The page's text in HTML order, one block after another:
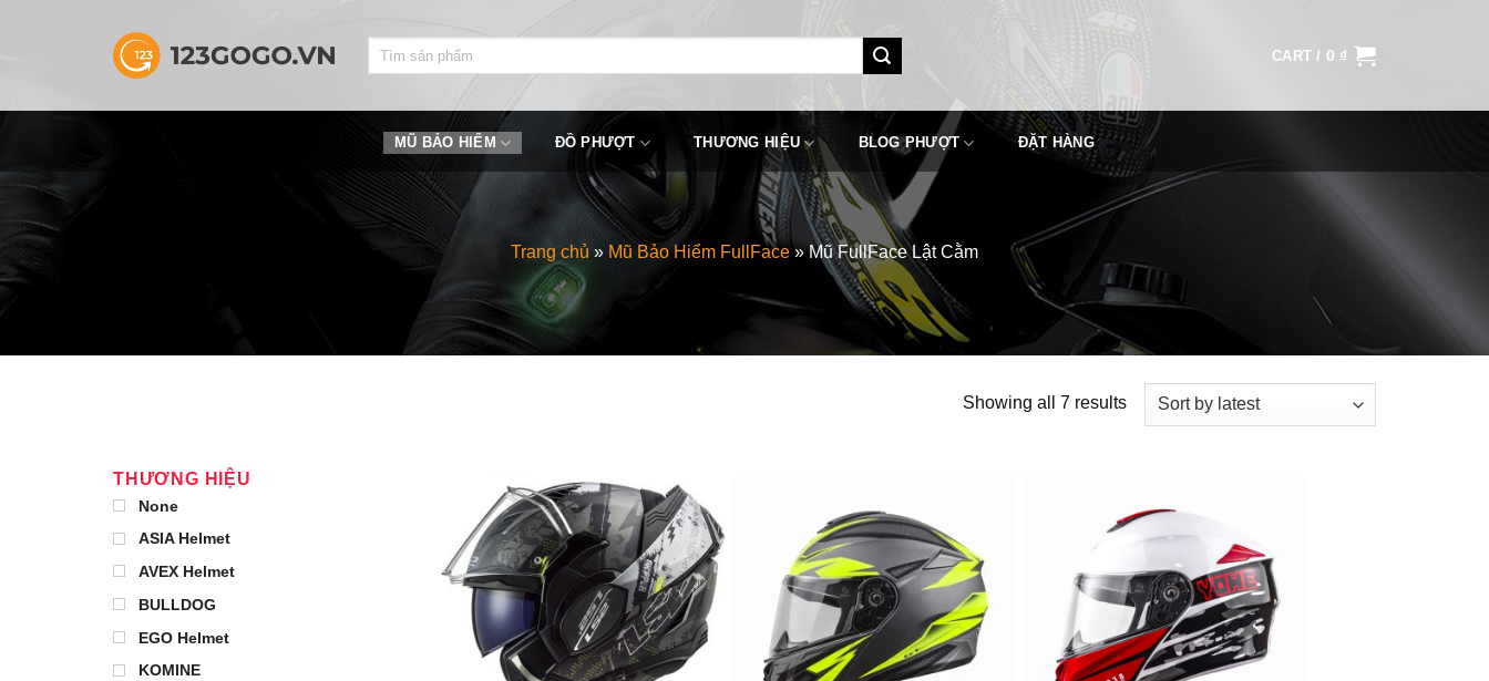
CART / 0 ₫
MŨ BẢO HIỂM ĐỒ PHƯỢT THƯƠNG HIỆU BLOG PHƯỢT ĐẶT HÀNG
Trang chủ » Mũ Bảo Hiểm FullFace »Mũ FullFace Lật Cằm
Showing all 7 results
THƯƠNG HIỆU
None
ASIA Helmet
AVEX Helmet
BULLDOG
EGO Helmet
KOMINE